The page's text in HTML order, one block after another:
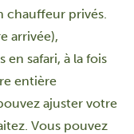
chauffeur privés.
arrivée),
en safari, à la fois
entière
ajuster votre
Vous pouvez